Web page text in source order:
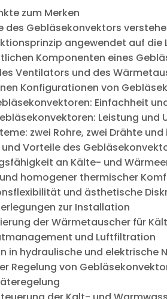
zum Merken
des Gebläsekonvektors
angewendet auf die
Komponenten eines
Ventilators und des
Konfigurationen von
Einfachheit
Leistung und
zwei Rohre, zwei Drähte
Vorteile des
an Kälte- und
homogener thermischer
und ästhetische
zur Installation
der Wärmetauscher für
und Luftfiltration
in hydraulische und elektrische
Regelung von